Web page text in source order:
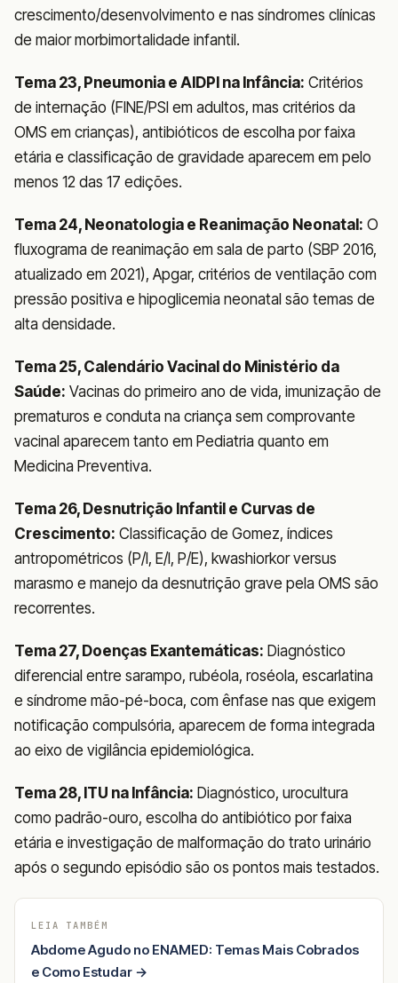
crescimento/desenvolvimento e nas síndromes clínicas
de maior morbimortalidade infantil.
Tema 23, Pneumonia e AIDPI na Infância: Critérios
de internação (FINE/PSI em adultos, mas critérios da
OMS em crianças), antibióticos de escolha por faixa
etária e classificação de gravidade aparecem em pelo
menos 12 das 17 edições.
Tema 24, Neonatologia e Reanimação Neonatal: O
fluxograma de reanimação em sala de parto (SBP 2016,
atualizado em 2021), Apgar, critérios de ventilação com
pressão positiva e hipoglicemia neonatal são temas de
alta densidade.
Tema 25, Calendário Vacinal do Ministério da
Saúde: Vacinas do primeiro ano de vida, imunização de
prematuros e conduta na criança sem comprovante
vacinal aparecem tanto em Pediatria quanto em
Medicina Preventiva.
Tema 26, Desnutrição Infantil e Curvas de
Crescimento: Classificação de Gomez, índices
antropométricos (P/I, E/I, P/E), kwashiorkor versus
marasmo e manejo da desnutrição grave pela OMS são
recorrentes.
Tema 27, Doenças Exantemáticas: Diagnóstico
diferencial entre sarampo, rubéola, roséola, escarlatina
e síndrome mão-pé-boca, com ênfase nas que exigem
notificação compulsória, aparecem de forma integrada
ao eixo de vigilância epidemiológica.
Tema 28, ITU na Infância: Diagnóstico, urocultura
como padrão-ouro, escolha do antibiótico por faixa
etária e investigação de malformação do trato urinário
após o segundo episódio são os pontos mais testados.
LEIA TAMBÉM
Abdome Agudo no ENAMED: Temas Mais Cobrados
e Como Estudar →